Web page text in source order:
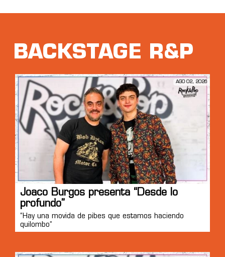
BACKSTAGE R&P
AGO 02, 2026
Joaco Burgos presenta “Desde lo
profundo”
“Hay una movida de pibes que estamos haciendo
quilombo”